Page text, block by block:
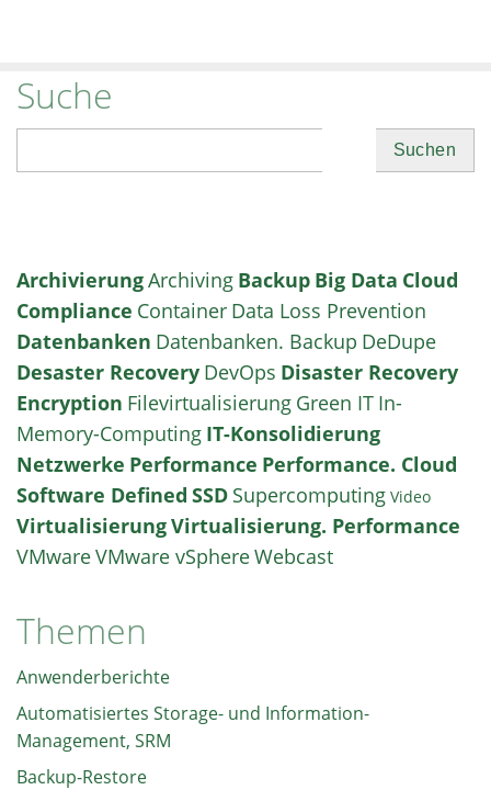
Suche
ArchivierungArchiving Backup Big Data Cloud
Compliance Container Data Loss Prevention
Datenbanken Datenbanken. Backup DeDupe
Desaster Recovery DevOps Disaster Recovery
Encryption Filevirtualisierung Green IT In-
Memory-Computing IT-Konsolidierung
Netzwerke Performance Performance. Cloud
Software Defined SSD Supercomputing Video
VirtualisierungVirtualisierung. Performance
VMwareVMware vSphereWebcast
Themen
Anwenderberichte
Automatisiertes Storage- und Information-
Management, SRM
Backup-Restore